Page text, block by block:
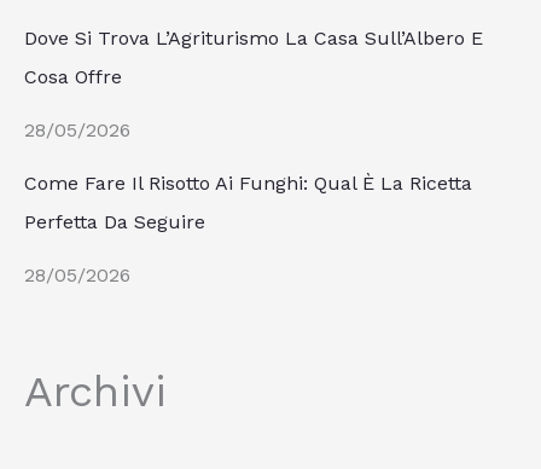
Dove Si Trova L’Agriturismo La Casa Sull’Albero E
Cosa Offre
28/05/2026
Come Fare Il Risotto Ai Funghi: Qual È La Ricetta
Perfetta Da Seguire
28/05/2026
Archivi